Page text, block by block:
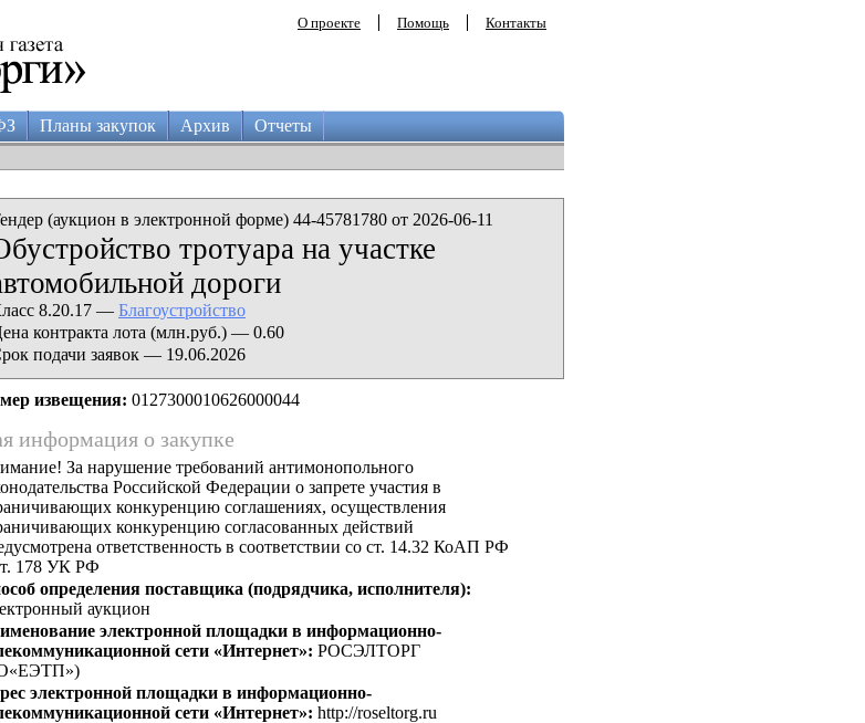
О проекте Помощь Контакты
Планы закупок Архив Отчеты
(аукцион в электронной форме) 44-45781780 от 2026-06-11
тротуара на участке
дороги
8.20.17 — Благоустройство
контракта лота (млн.руб.) — 0.60
подачи заявок — 19.06.2026
извещения: 0127300010626000044
информация о закупке
За нарушение требований антимонопольного
Российской Федерации о запрете участия в
конкуренцию соглашениях, осуществления
конкуренцию согласованных действий
ответственность в соответствии со ст. 14.32 КоАП РФ
178 УК РФ
определения поставщика (подрядчика, исполнителя):
аукцион
электронной площадки в информационно-
сети «Интернет»: РОСЭЛТОРГ
электронной площадки в информационно-
сети «Интернет»: http://roseltorg.ru